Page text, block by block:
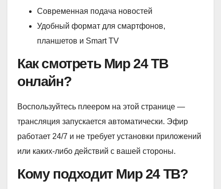
Современная подача новостей
Удобный формат для смартфонов,
планшетов и Smart TV
Как смотреть Мир 24 ТВ
онлайн?
Воспользуйтесь плеером на этой странице —
трансляция запускается автоматически. Эфир
работает 24/7 и не требует установки приложений
или каких-либо действий с вашей стороны.
Кому подходит Мир 24 ТВ?